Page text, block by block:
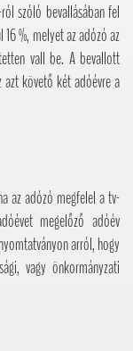
szóló bevallásában fel
%, melyet az adózó az
vall be. A bevallott
azt követő két adóévre a
az adózó megfelel a tv-
megelőző adóév
arról, hogy
vagy önkormányzati